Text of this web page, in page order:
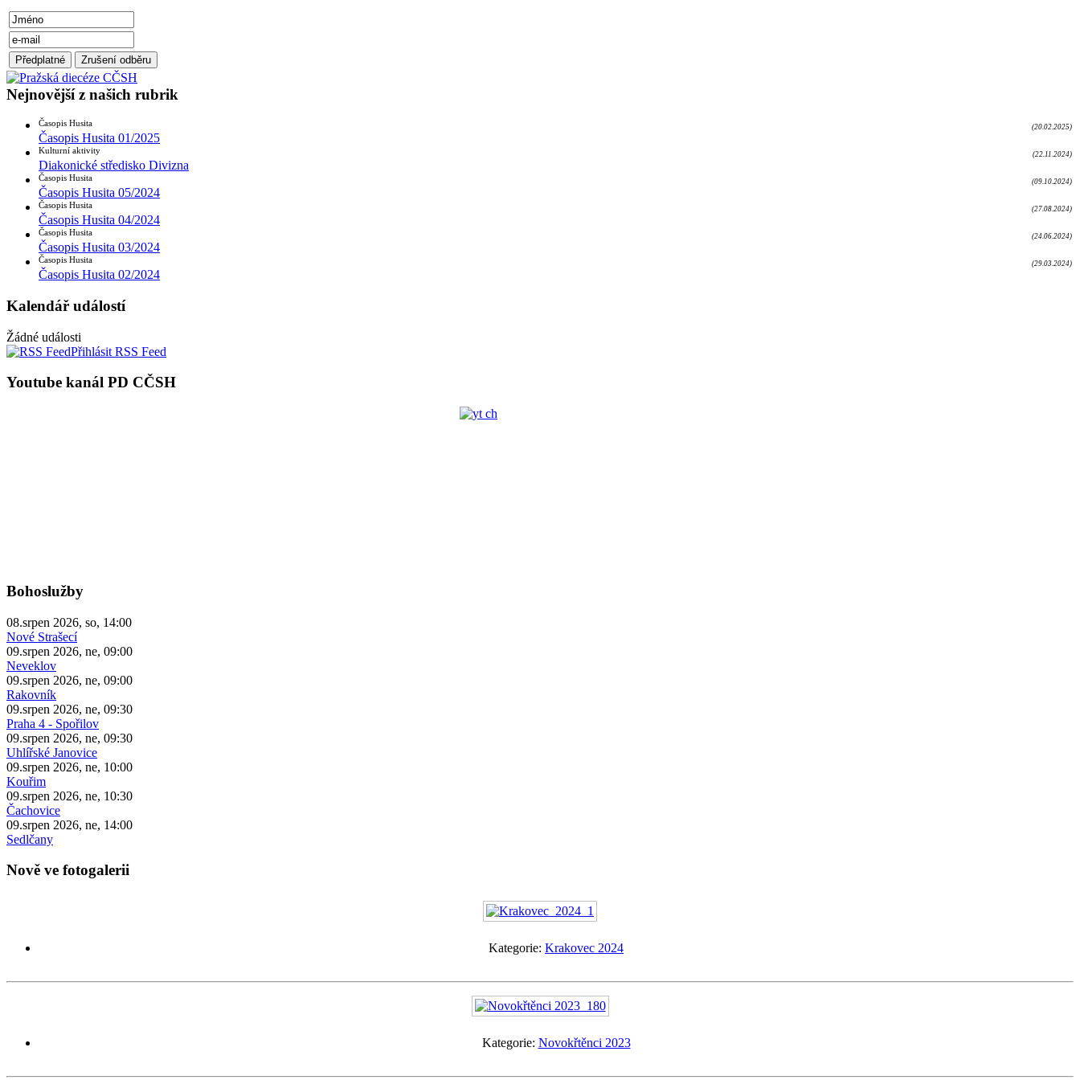
Nejnovější z našich rubrik
Časopis Husita (20.02.2025)
Časopis Husita 01/2025
Kulturní aktivity (22.11.2024)
Diakonické středisko Divizna
Časopis Husita (09.10.2024)
Časopis Husita 05/2024
Časopis Husita (27.08.2024)
Časopis Husita 04/2024
Časopis Husita (24.06.2024)
Časopis Husita 03/2024
Časopis Husita (29.03.2024)
Časopis Husita 02/2024
Kalendář událostí
Žádné události
Přihlásit RSS Feed
Youtube kanál PD CČSH
Bohoslužby
08.srpen 2026, so, 14:00
Nové Strašecí
09.srpen 2026, ne, 09:00
Neveklov
09.srpen 2026, ne, 09:00
Rakovník
09.srpen 2026, ne, 09:30
Praha 4 - Spořilov
09.srpen 2026, ne, 09:30
Uhlířské Janovice
09.srpen 2026, ne, 10:00
Kouřim
09.srpen 2026, ne, 10:30
Čachovice
09.srpen 2026, ne, 14:00
Sedlčany
Nově ve fotogalerii
Kategorie: Krakovec 2024
Kategorie: Novokřtěnci 2023